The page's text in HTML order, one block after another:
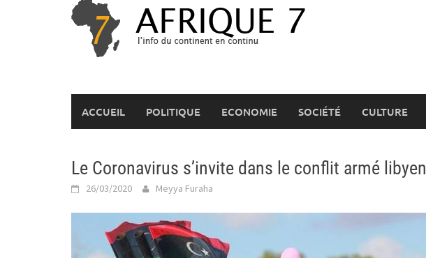
ACCUEIL POLITIQUE ECONOMIE SOCIÉTÉ CULTURE
Le Coronavirus s’invite dans le conflit armé libyen
26/03/2020 Meyya Furaha